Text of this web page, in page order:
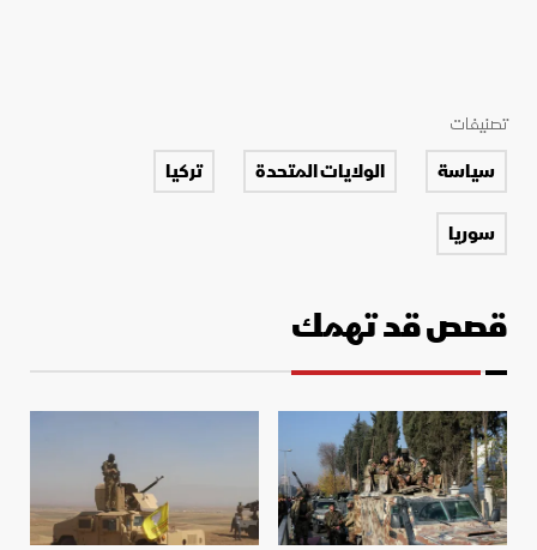
تصنيفات
سياسة الولايات المتحدة
تركيا
سوريا
قصص قد تهمك